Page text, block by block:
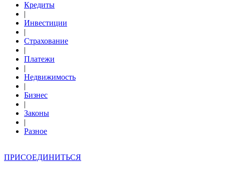
Кредиты
|
Инвестиции
|
Страхование
|
Платежи
|
Недвижимость
|
Бизнес
|
Законы
|
Разное
ПРИСОЕДИНИТЬСЯ